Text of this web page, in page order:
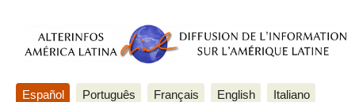
Español Português Français English Italiano